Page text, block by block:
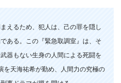
えるため、犯人は、己の罪を隠し
ある。この『緊急取調室』は、そ
器もない生身の人間による死闘を
を天海祐希が勤め、人間力の究極の